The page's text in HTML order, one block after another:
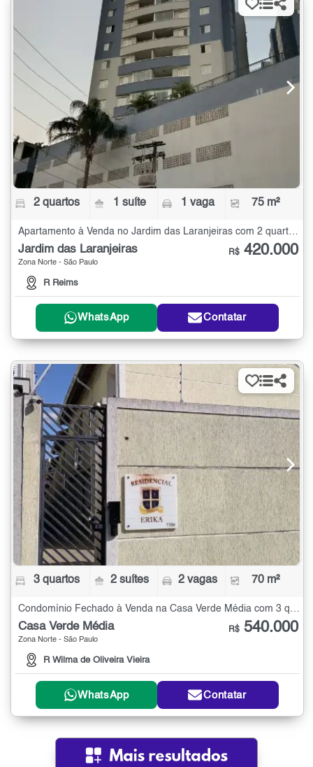
2 quartos 1 suíte 1 vaga 75 m²
Jardim das Laranjeiras
Zona Norte - São Paulo
R Reims
R$ 420.000
WhatsApp Contatar
3 quartos 2 suítes 2 vagas 70 m²
Condomínio Fechado à Venda na Casa Verde Média com 3 quartos - 70 m²
Casa Verde Média
Zona Norte - São Paulo
R Wilma de Oliveira Vieira
R$ 540.000
WhatsApp Contatar